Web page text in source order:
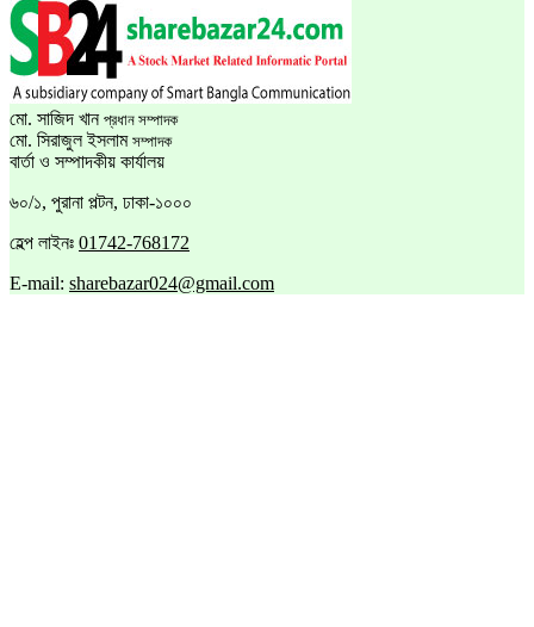
মো. সাজিদ খান প্রধান সম্পাদক
মো. সিরাজুল ইসলাম সম্পাদক
বার্তা ও সম্পাদকীয় কার্যালয়
৬০/১, পুরানা পল্টন, ঢাকা-১০০০
হেল্প লাইনঃ 01742-768172
E-mail: sharebazar024@gmail.com